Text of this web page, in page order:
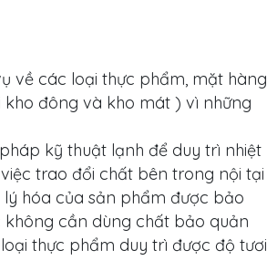
về các loại thực phẩm, mặt hàng
đông và kho mát ) vì những
kỹ thuật lạnh để duy trì nhiệt
trao đổi chất bên trong nội tại
hóa của sản phẩm được bảo
cần dùng chất bảo quản
thực phẩm duy trì được độ tươi